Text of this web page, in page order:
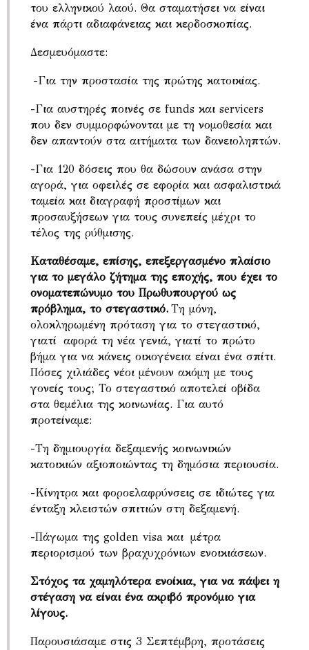
του ελληνικού λαού. Θα σταματήσει να είναι
ένα πάρτι αδιαφάνειας και κερδοσκοπίας.
Δεσμευόμαστε:
-Για την προστασία της πρώτης κατοικίας.
-Για αυστηρές ποινές σε funds και servicers
που δεν συμμορφώνονται με τη νομοθεσία και
δεν απαντούν στα αιτήματα των δανειοληπτών.
-Για 120 δόσεις που θα δώσουν ανάσα στην
αγορά, για οφειλές σε εφορία και ασφαλιστικά
ταμεία και διαγραφή προστίμων και
προσαυξήσεων για τους συνεπείς μέχρι το
τέλος της ρύθμισης.
Καταθέσαμε, επίσης, επεξεργασμένο πλαίσιο
για το μεγάλο ζήτημα της εποχής, που έχει το
ονοματεπώνυμο του Πρωθυπουργού ως
πρόβλημα, το στεγαστικό. Τη μόνη,
ολοκληρωμένη πρόταση για το στεγαστικό,
γιατί αφορά τη νέα γενιά, γιατί το πρώτο
βήμα για να κάνεις οικογένεια είναι ένα σπίτι.
Πόσες χιλιάδες νέοι μένουν ακόμη με τους
γονείς τους; Το στεγαστικό αποτελεί οβίδα
στα θεμέλια της κοινωνίας. Για αυτό
προτείναμε:
-Τη δημιουργία δεξαμενής κοινωνικών
κατοικιών αξιοποιώντας τη δημόσια περιουσία.
-Κίνητρα και φοροελαφρύνσεις σε ιδιώτες για
ένταξη κλειστών σπιτιών στη δεξαμενή.
-Πάγωμα της golden visa και μέτρα
περιορισμού των βραχυχρόνιων ενοικιάσεων.
Στόχος τα χαμηλότερα ενοίκια, για να πάψει η
στέγαση να είναι ένα ακριβό προνόμιο για
λίγους.
Παρουσιάσαμε στις 3 Σεπτέμβρη, προτάσεις